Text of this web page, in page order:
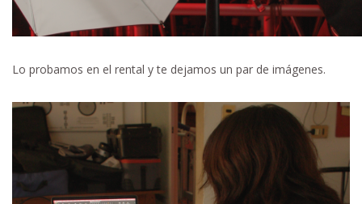
Lo probamos en el rental y te dejamos un par de imágenes.